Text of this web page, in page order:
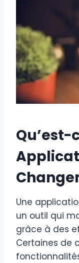
Qu’est-
Une
un outil qui
grâce à des
Certaines de